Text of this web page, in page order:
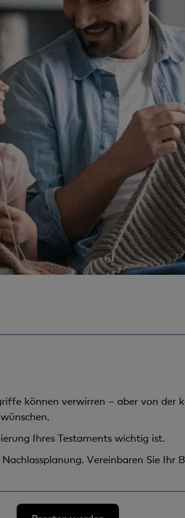
können verwirren – aber von der
Ihres Testaments wichtig ist.
Vereinbaren Sie Ihr